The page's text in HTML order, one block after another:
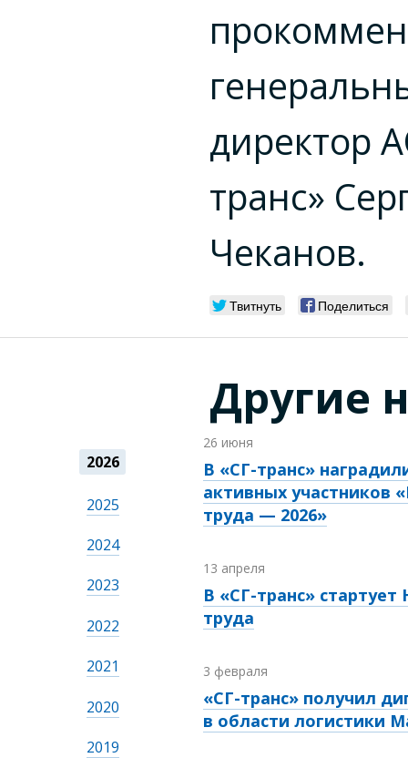
директор
транс»
Чеканов.
Твитнуть Поделиться
Другие
2026
2025
2024
2023
2022
2021
2020
2019
26 июня
В «СГ-транс»
активных участников
труда — 2026»
13 апреля
В «СГ-транс»
труда
3 февраля
«СГ-транс» получил
в области логистики